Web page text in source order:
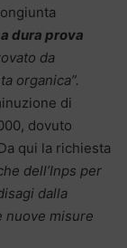
dura prova
da
organica”.
di
dovuto
qui la richiesta
dell’Inps per
dalla
nuove misure